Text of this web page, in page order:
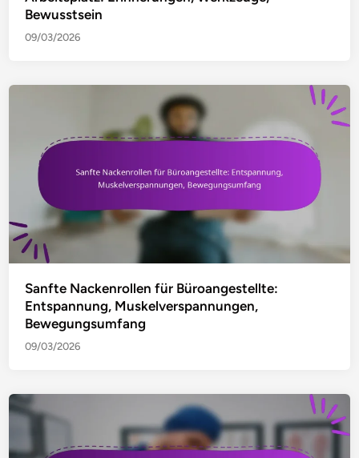
Bewusstsein
09/03/2026
Sanfte Nackenrollen für Büroangestellte:
Entspannung, Muskelverspannungen,
Bewegungsumfang
09/03/2026